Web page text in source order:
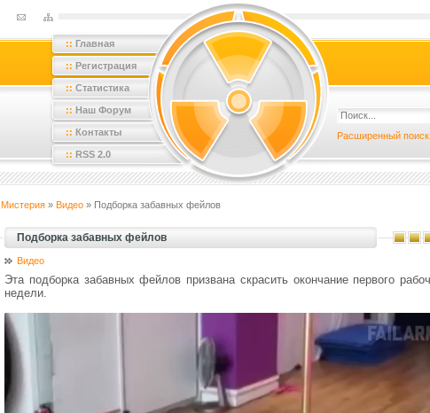
:: Главная
:: Регистрация
:: Статистика
:: Наш Форум
:: Контакты
:: RSS 2.0
Расширенный поиск
Мистерия » Видео » Подборка забавных фейлов
Подборка забавных фейлов
Видео
Эта подборка забавных фейлов призвана скрасить окончание первого
недели.